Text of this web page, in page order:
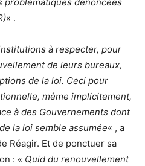
« .
à respecter, pour
de leurs bureaux,
de la loi. Ceci pour
même implicitement,
à des Gouvernements dont
la loi semble assumée« , a
Réagir. Et de ponctuer sa
: « Quid du renouvellement